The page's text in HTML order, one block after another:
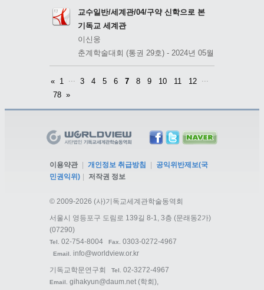
교수일반/세계관/04/구약 신학으로 본
기독교 세계관
이신웅
춘계학술대회 (통권 29호) - 2024년 05월
« 1 ... 3 4 5 6 7 8 9 10 11 12 ...
78 »
이용약관 개인정보 취급방침
공익위반제보(국
민권익위)
저작권 정보
© 2009-2026 (사)기독교세계관학술동역회
서울시 영등포구 도림로 139길 8-1, 3층 (문래동2가)
(07290)
Tel. 02-754-8004 Fax. 0303-0272-4967
Email.
info@worldview.or.kr
기독교학문연구회
Tel. 02-3272-4967
Email. gihakyun@daum.net (학회),